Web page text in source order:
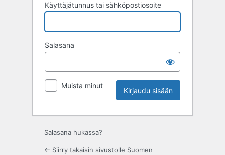
Käyttäjätunnus tai sähköpostiosoite
Salasana
Muista minut
Salasana hukassa?
← Siirry takaisin sivustolle Suomen